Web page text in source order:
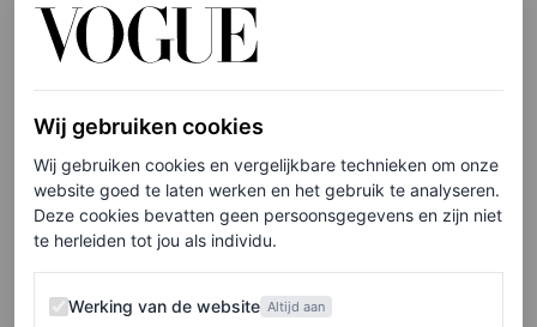
Een combinatie van comfort, speelsheid en stijl maakt
(zoals we al aan het begin van dit artikel voorspelden)
van de klomp dé schoen van de warme zomer – of je nu
richting het strand gaat met een
draagt met sokken en shorts.
Ondertussen heeft Crocs een samenwerking
aangekondigd met het streetwearlabel Futura
Laboratories, terwijl JW Anderson blijft scoren met zijn
Wij gebruiken cookies
Wij gebruiken cookies en vergelijkbare technieken om onze
website goed te laten werken en het gebruik te analyseren.
Deze cookies bevatten geen persoonsgegevens en zijn niet
te herleiden tot jou als individu.
Werking van de website
Werking van de website Altijd aan